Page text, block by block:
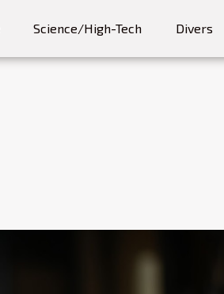
Science/High-Tech Divers